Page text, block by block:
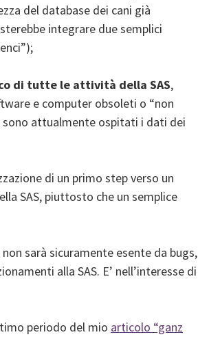
del database dei cani già
integrare due semplici
di tutte le attività della SAS,
e computer obsoleti o “non
sono attualmente ospitati i dati dei
di un primo step verso un
SAS, piuttosto che un semplice
sarà sicuramente esente da bugs,
alla SAS. E’ nell’interesse di
periodo del mio articolo “ganz